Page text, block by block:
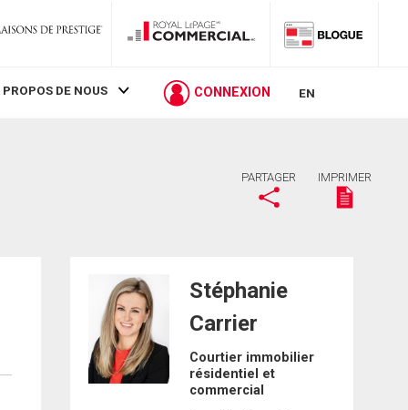
PROPOS DE NOUS CONNEXION EN
PARTAGER IMPRIMER
Stéphanie
Carrier
Courtier immobilier
résidentiel et
commercial